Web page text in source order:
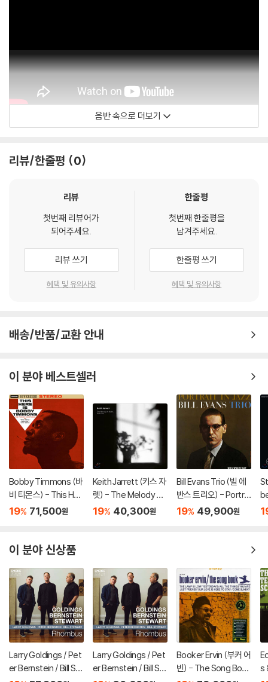
음반 속으로 더보기
리뷰/한줄평 0
리뷰
첫번째 리뷰어가
되어주세요.
리뷰 쓰기
혜택 및 유의사항
한줄평
첫번째 한줄평을
남겨주세요.
한줄평 쓰기
혜택 및 유의사항
배송/반품/교환 안내
이 분야 베스트셀러
Bobby Timmons (바
비 티몬스) - This Her
e Is Bobby Timmon
19% 71,500원
Keith Jarrett (키스 자
렛) - The Melody At
Night, With You [LP]
19% 40,300원
Bill Evans Trio (빌 에
반스 트리오) - Portrai
t In Jazz [LP]
19% 49,900원
이 분야 신상품
Larry Goldings / Pet
er Bernstein / Bill St
Larry Goldings / Pet
er Bernstein / Bill St
Booker Ervin (부커 어
빈) - The Song Boo
s